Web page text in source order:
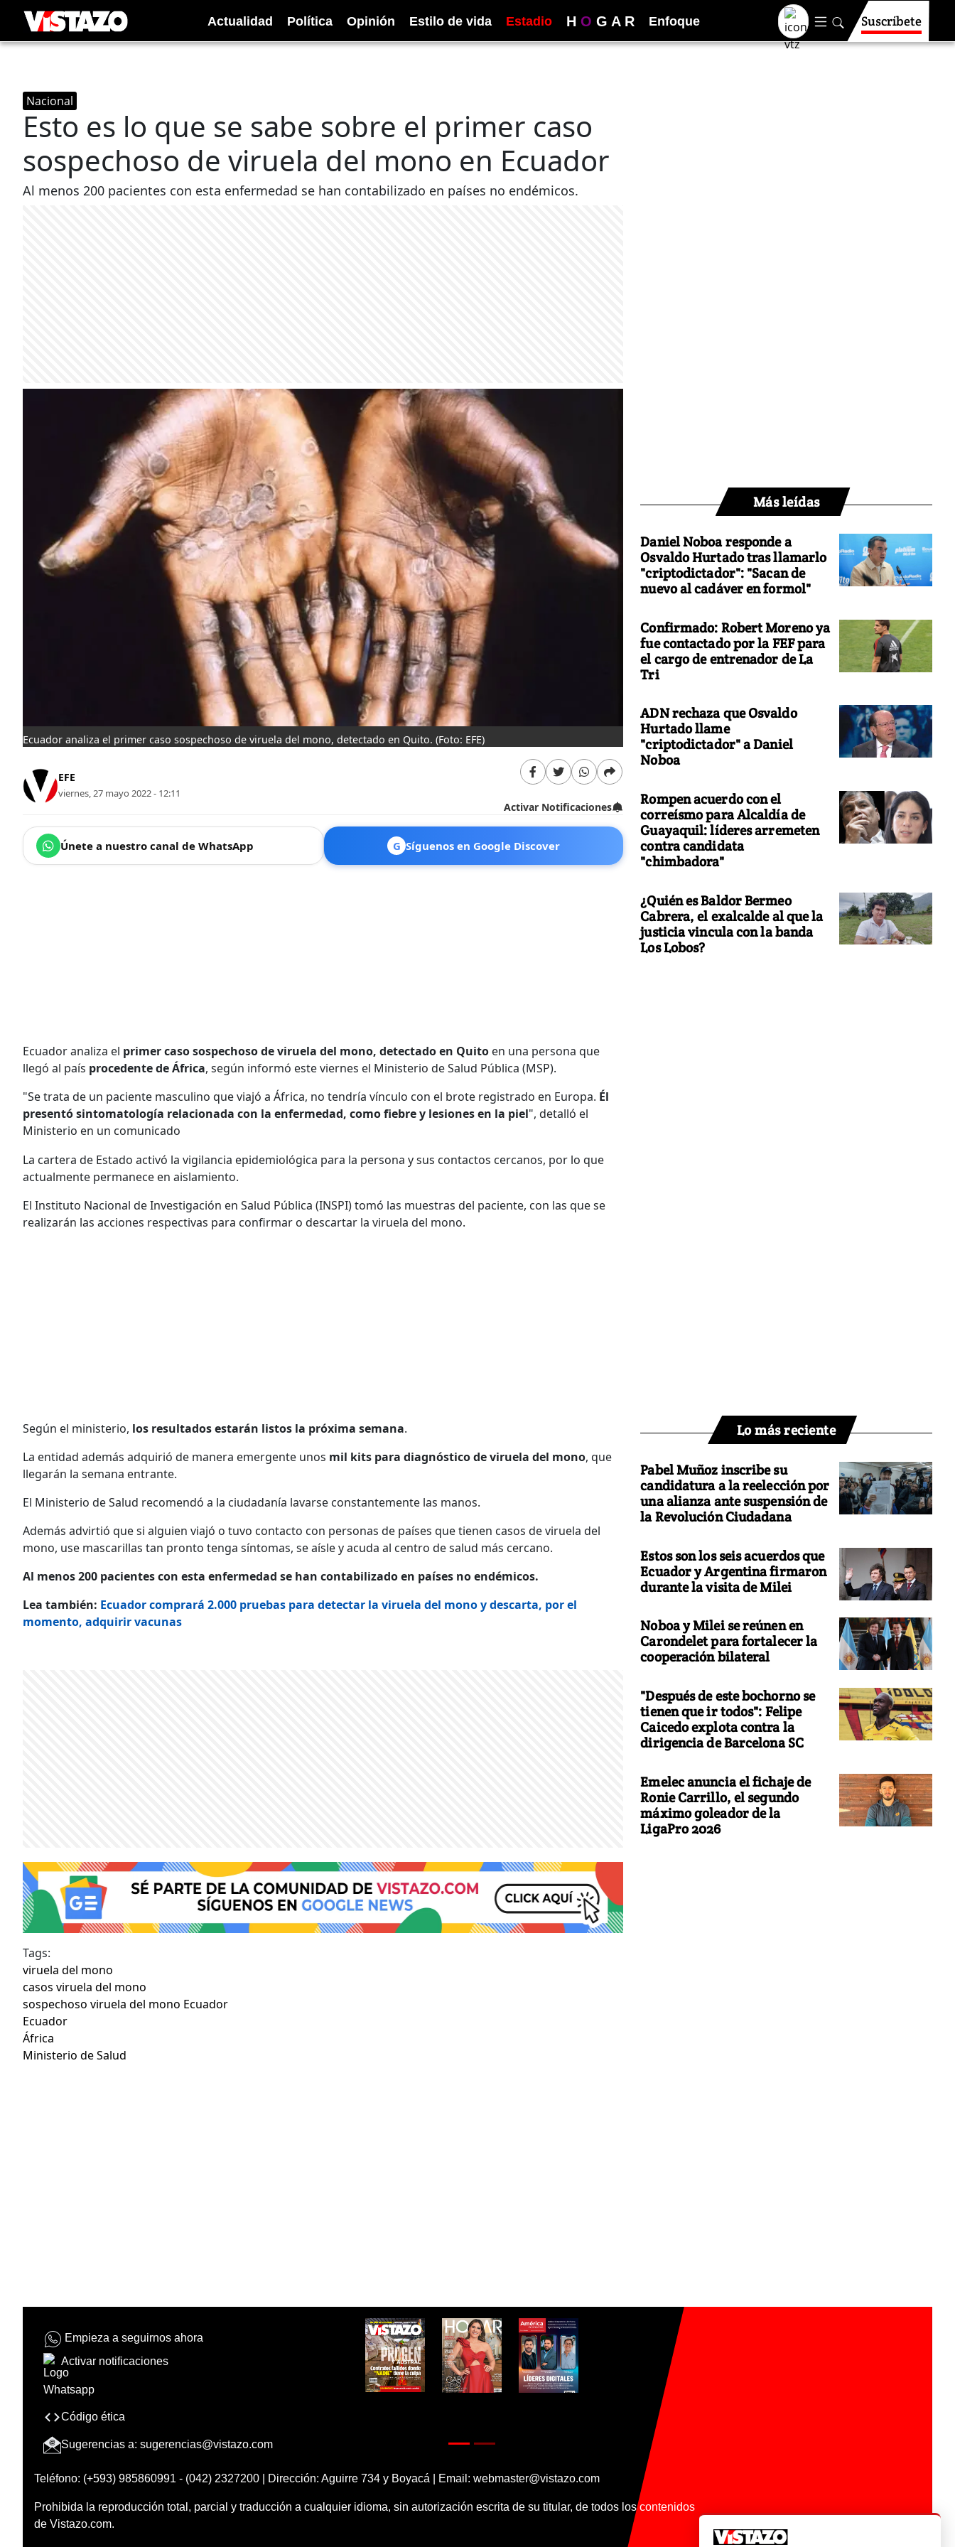
Actualidad Política Opinión Estilo de vida Estadio H O G A R Enfoque Suscríbete
Nacional
Esto es lo que se sabe sobre el primer caso
sospechoso de viruela del mono en Ecuador
Al menos 200 pacientes con esta enfermedad se han contabilizado en países no endémicos.
Ecuador analiza el primer caso sospechoso de viruela del mono, detectado en Quito. (Foto: EFE)
EFE
viernes, 27 mayo 2022 - 12:11
Activar Notificaciones
Únete a nuestro canal de WhatsApp G Síguenos en Google Discover
Ecuador analiza el primer caso sospechoso de viruela del mono, detectado en Quito en una persona que
llegó al país procedente de África, según informó este viernes el Ministerio de Salud Pública (MSP).
"Se trata de un paciente masculino que viajó a África, no tendría vínculo con el brote registrado en Europa. Él
presentó sintomatología relacionada con la enfermedad, como fiebre y lesiones en la piel", detalló el
Ministerio en un comunicado
La cartera de Estado activó la vigilancia epidemiológica para la persona y sus contactos cercanos, por lo que
actualmente permanece en aislamiento.
El Instituto Nacional de Investigación en Salud Pública (INSPI) tomó las muestras del paciente, con las que se
realizarán las acciones respectivas para confirmar o descartar la viruela del mono.
Según el ministerio, los resultados estarán listos la próxima semana.
La entidad además adquirió de manera emergente unos mil kits para diagnóstico de viruela del mono, que
llegarán la semana entrante.
El Ministerio de Salud recomendó a la ciudadanía lavarse constantemente las manos.
Además advirtió que si alguien viajó o tuvo contacto con personas de países que tienen casos de viruela del
mono, use mascarillas tan pronto tenga síntomas, se aísle y acuda al centro de salud más cercano.
Al menos 200 pacientes con esta enfermedad se han contabilizado en países no endémicos.
Lea también: Ecuador comprará 2.000 pruebas para detectar la viruela del mono y descarta, por el
momento, adquirir vacunas
Tags:
viruela del mono
casos viruela del mono
sospechoso viruela del mono Ecuador
Ecuador
África
Ministerio de Salud
Más leídas
Daniel Noboa responde a
Osvaldo Hurtado tras llamarlo
"criptodictador": "Sacan de
nuevo al cadáver en formol"
Confirmado: Robert Moreno ya
fue contactado por la FEF para
el cargo de entrenador de La
Tri
ADN rechaza que Osvaldo
Hurtado llame
"criptodictador" a Daniel
Noboa
Rompen acuerdo con el
correísmo para Alcaldía de
Guayaquil: líderes arremeten
contra candidata
"chimbadora"
¿Quién es Baldor Bermeo
Cabrera, el exalcalde al que la
justicia vincula con la banda
Los Lobos?
Lo más reciente
Pabel Muñoz inscribe su
candidatura a la reelección por
una alianza ante suspensión de
la Revolución Ciudadana
Estos son los seis acuerdos que
Ecuador y Argentina firmaron
durante la visita de Milei
Noboa y Milei se reúnen en
Carondelet para fortalecer la
cooperación bilateral
"Después de este bochorno se
tienen que ir todos": Felipe
Caicedo explota contra la
dirigencia de Barcelona SC
Emelec anuncia el fichaje de
Ronie Carrillo, el segundo
máximo goleador de la
LigaPro 2026
Empieza a seguirnos ahora
Activar notificaciones
Código ética
Sugerencias a: sugerencias@vistazo.com
Teléfono: (+593) 985860991 - (042) 2327200 | Dirección: Aguirre 734 y Boyacá | Email: webmaster@vistazo.com
Prohibida la reproducción total, parcial y traducción a cualquier idioma, sin autorización escrita de su titular, de todos los contenidos
de Vistazo.com.